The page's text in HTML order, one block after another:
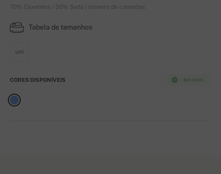
70% Caxemira / 30% Seda | número de camadas:
Tabela de tamanhos
uni
Em stock
CORES DISPONÍVEIS